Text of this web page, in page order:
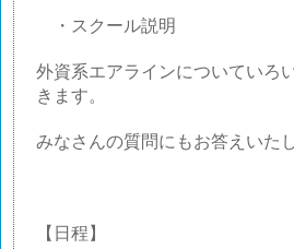
・スクール説明
外資系エアラインについていろ
きます。
みなさんの質問にもお答えいた
【日程】